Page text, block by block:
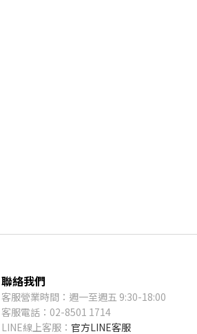
聯絡我們
客服營業時間：週一至週五 9:30-18:00
客服電話：02-8501 1714
LINE線上客服： 官方LINE客服